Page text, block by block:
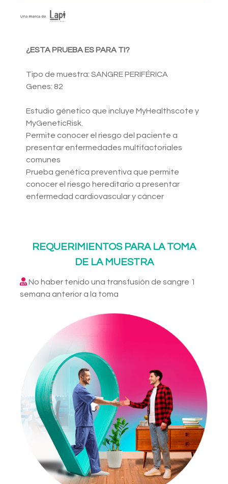
¿ESTA PRUEBA ES PARA TI?
Tipo de muestra: SANGRE PERIFÉRICA
Genes: 82
Estudio génetico que incluye MyHealthscote y
MyGeneticRisk.
Permite conocer el riesgo del paciente a
presentar enfermedades multifactoriales
comunes
Prueba genética preventiva que permite
conocer el riesgo hereditario a presentar
enfermedad cardiovascular y cáncer
REQUERIMIENTOS PARA LA TOMA
DE LA MUESTRA
No haber tenido una transfusión de sangre 1
semana anterior a la toma